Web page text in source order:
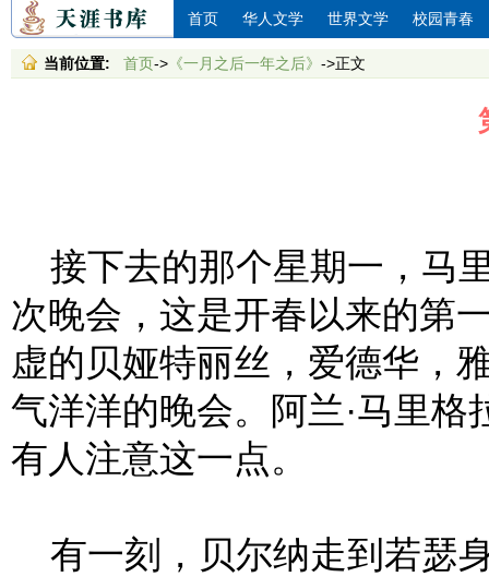
首页 华人文学 世界文学 校园青春
当前位置: 首页-> 《一月之后一年之后》 ->正文
接下去的那个星期一，马
次晚会，这是开春以来的第
虚的贝娅特丽丝，爱德华，
气洋洋的晚会。阿兰·马里
有人注意这一点。
有一刻，贝尔纳走到若瑟